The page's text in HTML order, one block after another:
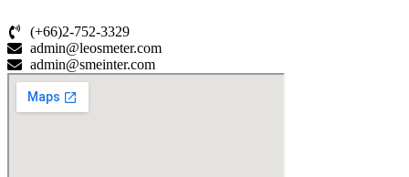
(+66)2-752-3329
admin@leosmeter.com
admin@smeinter.com